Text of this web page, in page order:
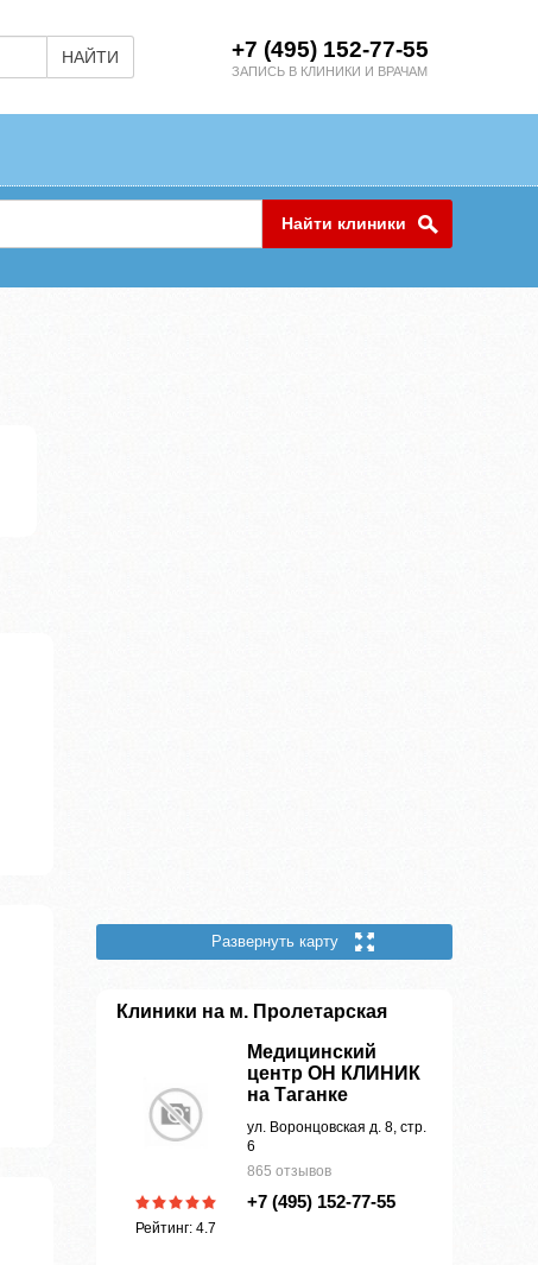
НАЙТИ +7 (495) 152-77-55
ЗАПИСЬ В КЛИНИКИ И ВРАЧАМ
Найти клиники
Развернуть карту
Клиники на м. Пролетарская
Рейтинг: 4.7
Медицинский
центр ОН КЛИНИК
на Таганке
ул. Воронцовская д. 8, стр.
6
865 отзывов
+7 (495) 152-77-55